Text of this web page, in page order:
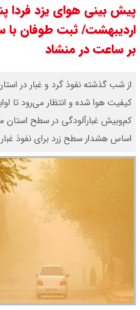
بر ساعت در منشاد
از شب گذشته نفوذ گرد و غبار در
کیفیت هوا شده و انتظار می‌رود تا
کم‌وبیش غبارآلودگی در سطح استان
اساس هشدار سطح زرد برای نفوذ